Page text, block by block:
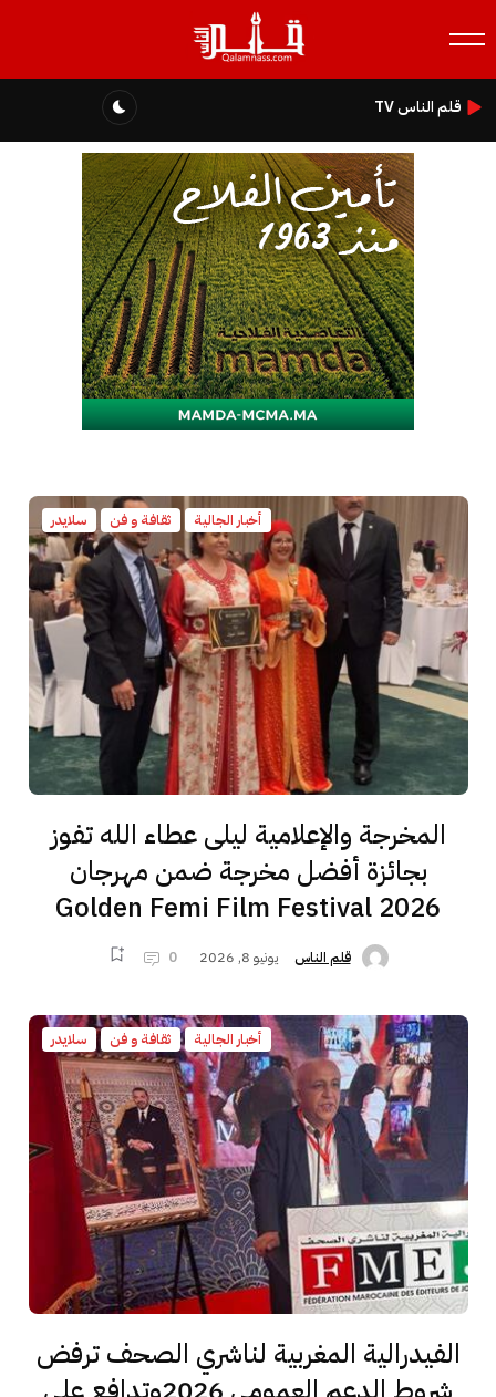
قلم الناس TV
أخبار الجالية ثقافة و فن سلايدر
المخرجة والإعلامية ليلى عطاء الله تفوز
بجائزة أفضل مخرجة ضمن مهرجان
Golden Femi Film Festival 2026
قلم الناس يونيو 8, 2026 0
أخبار الجالية ثقافة و فن سلايدر
الفيدرالية المغربية لناشري الصحف ترفض